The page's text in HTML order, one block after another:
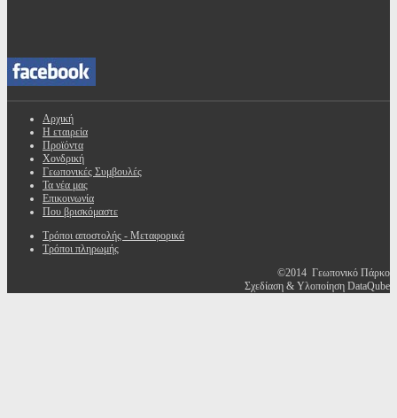
Αρχική
Η εταιρεία
Προϊόντα
Χονδρική
Γεωπονικές Συμβουλές
Τα νέα μας
Επικοινωνία
Που βρισκόμαστε
Τρόποι αποστολής - Μεταφορικά
Τρόποι πληρωμής
©2014 Γεωπονικό Πάρκο
Σχεδίαση & Υλοποίηση DataQube